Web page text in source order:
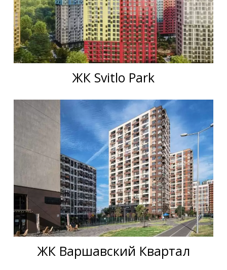
ЖК Svitlo Park
ЖК Варшавский Квартал